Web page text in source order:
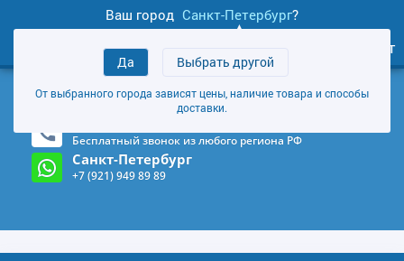
Ваш город Санкт-Петербург?
Да Выбрать другой
От выбранного города зависят цены, наличие товара и способы
доставки.
товаров
Личный кабинет
+7 (921) 949 89 89
Магазин и склад в Санкт-Петербурге (Карта)
Бесплатный звонок из любого региона РФ
Санкт-Петербург
+7 (921) 949 89 89